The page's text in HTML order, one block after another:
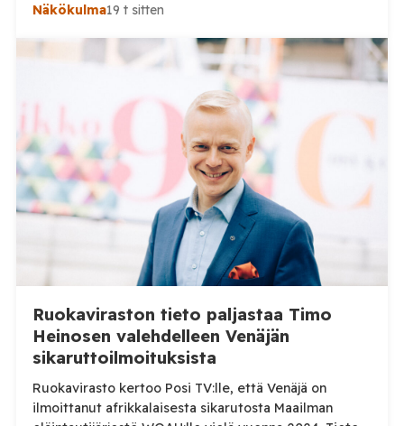
Näkökulma19 t sitten
Ruokaviraston tieto paljastaa Timo
Heinosen valehdelleen Venäjän
sikaruttoilmoituksista
Ruokavirasto kertoo Posi TV:lle, että Venäjä on
ilmoittanut afrikkalaisesta sikarutosta Maailman